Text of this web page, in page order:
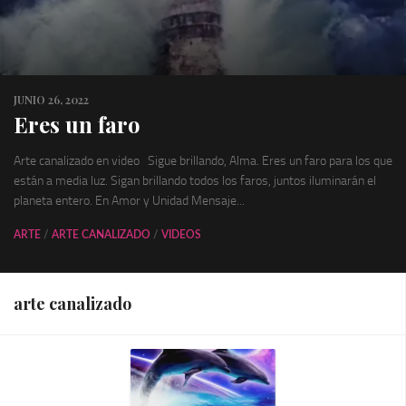
JUNIO 26, 2022
Eres un faro
Arte canalizado en video Sigue brillando, Alma. Eres un faro para los que
están a media luz. Sigan brillando todos los faros, juntos iluminarán el
planeta entero. En Amor y Unidad Mensaje...
ARTE / ARTE CANALIZADO / VIDEOS
arte canalizado